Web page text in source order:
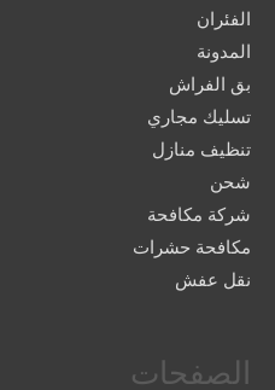
الفئران
المدونة
بق الفراش
تسليك مجاري
تنظيف منازل
شحن
شركة مكافحة
مكافحة حشرات
نقل عفش
الصفحات